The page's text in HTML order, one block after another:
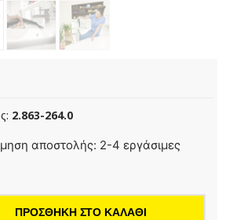
2.863-264.0
αποστολής: 2-4 εργάσιμες
ΠΡΟΣΘΉΚΗ ΣΤΟ ΚΑΛΆΘΙ